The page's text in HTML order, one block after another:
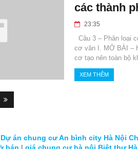
các thành
23:35
Câu 3 – Phân loại
cơ vân I. MỞ BÀI –
cơ tạo nên toàn bộ
XEM THÊM
Dự án chung cư An bình city Hà Nội
bán | giá chung cư hà nội Biệt thự